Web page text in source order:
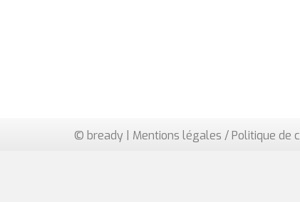
© bready | Mentions légales / Politique de